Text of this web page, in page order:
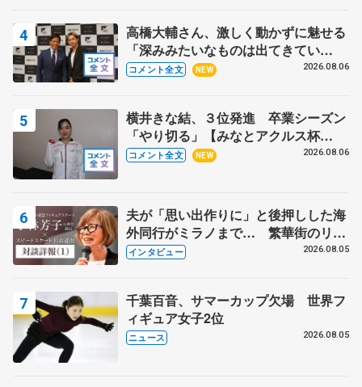
高橋大輔さん、激しく動かずに魅せる
「深みみたいなものは出てきてい
る？」 〝兄さん〟と慕うレジェンド
コメント全文 NEW 2026.08.06
横井きな結、３位発進 卒業シーズン
「やり切る」【みなとアクルス杯
SP】
コメント全文 NEW 2026.08.06
夫が「思い出作りに」と後押しした海
外同行がミラノまで… 繁華街のリン
クでは不良のお兄さんも味方に 小林
インタビュー 2026.08.05
千葉百音、サマーカップ欠場 世界フ
ィギュア女子2位
ニュース 2026.08.05